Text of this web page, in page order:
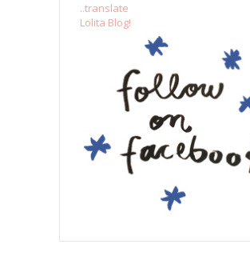
..translate
Lolita Blog!